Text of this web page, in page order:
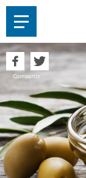
Compartir